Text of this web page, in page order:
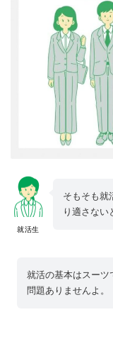
就活生
そもそも就
り適さな
就活の基本はスーツ
問題ありませんよ。